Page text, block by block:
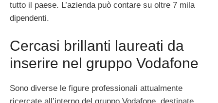
tutto il paese. L’azienda può contare su oltre 7 mila
dipendenti.
Cercasi brillanti laureati da
inserire nel gruppo Vodafone
Sono diverse le figure professionali attualmente
ricercate all’interno del gruppo Vodafone, destinate